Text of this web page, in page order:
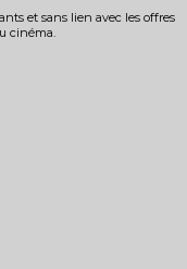
et sans lien avec les offres
cinéma.